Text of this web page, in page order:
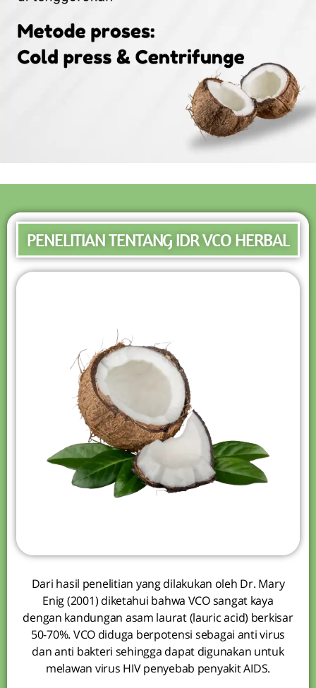
PENELITIAN TENTANG IDR VCO HERBAL
Dari hasil penelitian yang dilakukan oleh Dr. Mary
Enig (2001) diketahui bahwa VCO sangat kaya
dengan kandungan asam laurat (lauric acid) berkisar
50-70%. VCO diduga berpotensi sebagai anti virus
dan anti bakteri sehingga dapat digunakan untuk
melawan virus HIV penyebab penyakit AIDS.